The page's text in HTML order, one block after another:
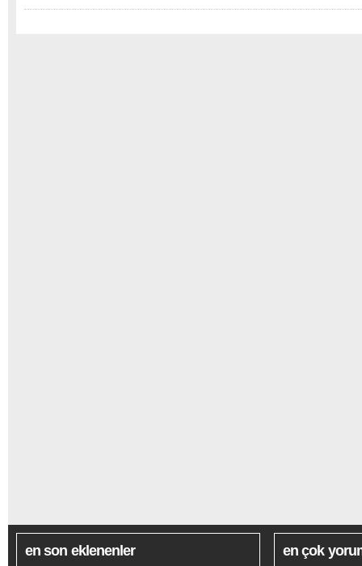
en son eklenenler en çok